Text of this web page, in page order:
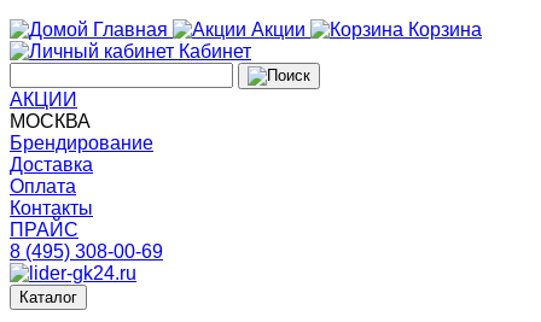
Главная
Акции
Корзина
Кабинет
АКЦИИ
МОСКВА
Брендирование
Доставка
Оплата
Контакты
ПРАЙС
8 (495) 308-00-69
Каталог